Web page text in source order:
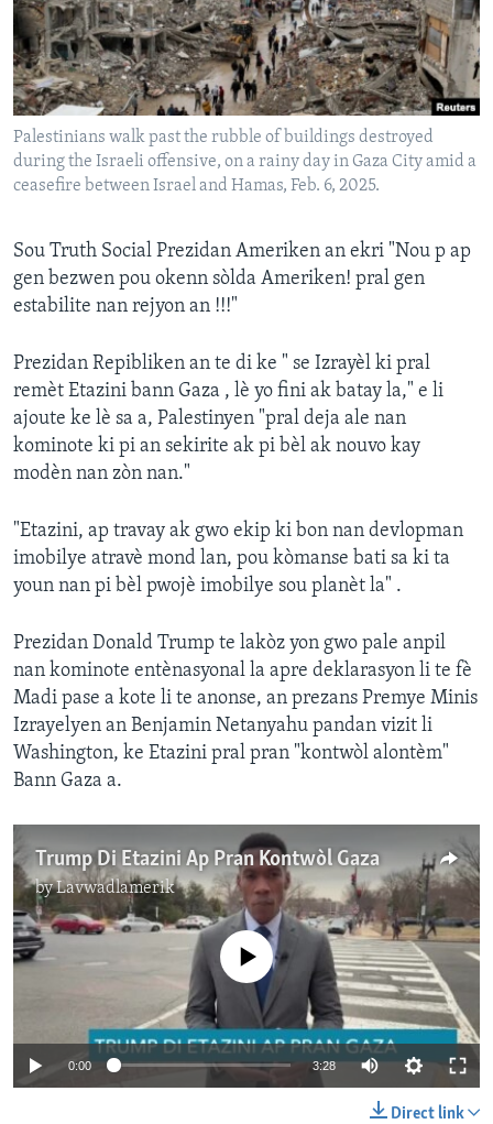
Languages
Palestinians walk past the rubble of buildings destroyed
during the Israeli offensive, on a rainy day in Gaza City amid a
ceasefire between Israel and Hamas, Feb. 6, 2025.
Sou Truth Social Prezidan Ameriken an ekri "Nou p ap
gen bezwen pou okenn sòlda Ameriken! pral gen
estabilite nan rejyon an !!!"
Prezidan Repibliken an te di ke " se Izrayèl ki pral
remèt Etazini bann Gaza , lè yo fini ak batay la," e li
ajoute ke lè sa a, Palestinyen "pral deja ale nan
kominote ki pi an sekirite ak pi bèl ak nouvo kay
modèn nan zòn nan."
"Etazini, ap travay ak gwo ekip ki bon nan devlopman
imobilye atravè mond lan, pou kòmanse bati sa ki ta
youn nan pi bèl pwojè imobilye sou planèt la" .
Prezidan Donald Trump te lakòz yon gwo pale anpil
nan kominote entènasyonal la apre deklarasyon li te fè
Madi pase a kote li te anonse, an prezans Premye Minis
Izrayelyen an Benjamin Netanyahu pandan vizit li
Washington, ke Etazini pral pran "kontwòl alontèm"
Bann Gaza a.
Trump Di Etazini Ap Pran Kontwòl Gaza
byLavwadlamerik
No media source currently available
0:00 3:28 Auto
240p
Direct link